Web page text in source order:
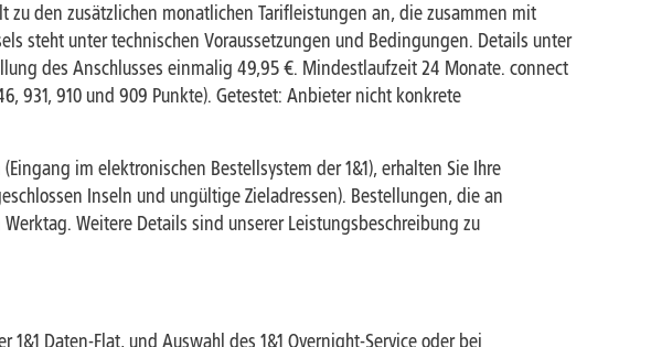
zu den zusätzlichen monatlichen Tarifleistungen an, die zusammen mit
steht unter technischen Voraussetzungen und Bedingungen. Details unter
des Anschlusses einmalig 49,95 €. Mindestlaufzeit 24 Monate. connect
931, 910 und 909 Punkte). Getestet: Anbieter nicht konkrete
im elektronischen Bestellsystem der 1&1), erhalten Sie Ihre
Inseln und ungültige Zieladressen). Bestellungen, die an
Weitere Details sind unserer Leistungsbeschreibung zu
Daten-Flat, und Auswahl des 1&1 Overnight-Service oder bei